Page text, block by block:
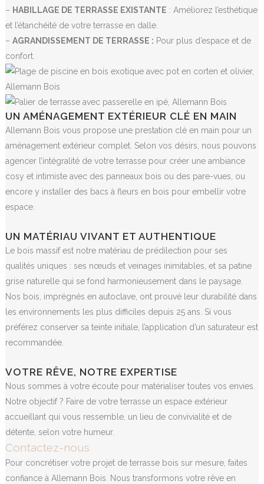
– HABILLAGE DE TERRASSE EXISTANTE : Améliorez l’esthétique
et l’étanchéité de votre terrasse en dalle.
– AGRANDISSEMENT DE TERRASSE : Pour plus d’espace et de
confort.
UN AMÉNAGEMENT EXTÉRIEUR CLÉ EN MAIN
Allemann Bois vous propose une prestation clé en main pour un
aménagement extérieur complet. Selon vos désirs, nous pouvons
agencer l’intégralité de votre terrasse pour créer une ambiance
cosy et intimiste avec des panneaux bois ou des pare-vues, ou
encore y installer des bacs à fleurs en bois pour embellir votre
espace.
UN MATÉRIAU VIVANT ET AUTHENTIQUE
Le bois massif est notre matériau de prédilection pour ses
qualités uniques : ses nœuds et veinages inimitables, et sa patine
grise naturelle qui se fond harmonieusement dans le paysage.
Nos bois, imprégnés en autoclave, ont prouvé leur durabilité dans
les environnements les plus difficiles depuis 25 ans. Si vous
préférez conserver sa teinte initiale, l’application d’un saturateur est
recommandée.
VOTRE RÊVE, NOTRE EXPERTISE
Nous sommes à votre écoute pour matérialiser toutes vos envies.
Notre objectif ? Faire de votre terrasse un espace extérieur
accueillant qui vous ressemble, un lieu de convivialité et de
détente, selon votre humeur.
Contactez-nous
Pour concrétiser votre projet de terrasse bois sur mesure, faites
confiance à Allemann Bois. Nous transformons votre rêve en